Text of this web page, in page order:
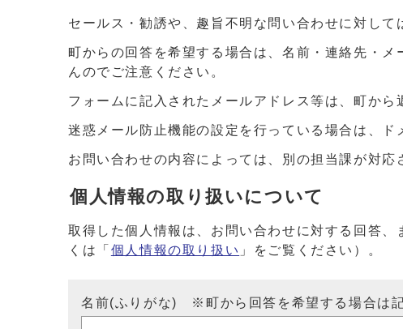
セールス・勧誘や、趣旨不明な問い合わせに対して
町からの回答を希望する場合は、名前・連絡先・
んのでご注意ください。
フォームに記入されたメールアドレス等は、町から
迷惑メール防止機能の設定を行っている場合は、
お問い合わせの内容によっては、別の担当課が対応
個人情報の取り扱いについて
取得した個人情報は、お問い合わせに対する回答
くは「 個人情報の取り扱い 」をご覧ください）。
名前(ふりがな) ※町から回答を希望する場合は